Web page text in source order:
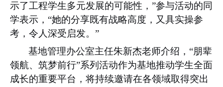
示了工程学生多元发展的可能性，”参与活动的同
学表示，“她的分享既有战略高度，又具实操参
考，令人深受启发。”
基地管理办公室主任朱新杰老师介绍，“朋辈
领航、筑梦前行”系列活动作为基地推动学生全面
成长的重要平台，将持续邀请在各领域取得突出